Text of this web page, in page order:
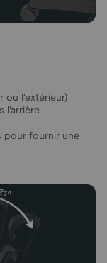
ou l'extérieur)
l'arrière
pour fournir une